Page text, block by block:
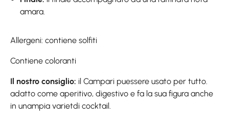
amara.
Allergeni: contiene solfiti
Contiene coloranti
Il nostro consiglio: il Campari puessere usato per tutto.
adatto come aperitivo, digestivo e fa la sua figura anche
in unampia varietdi cocktail.